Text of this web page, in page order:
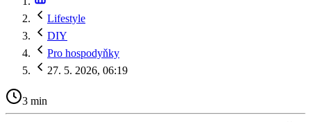
Lifestyle
DIY
Pro hospodyňky
27. 5. 2026, 06:19
3 min